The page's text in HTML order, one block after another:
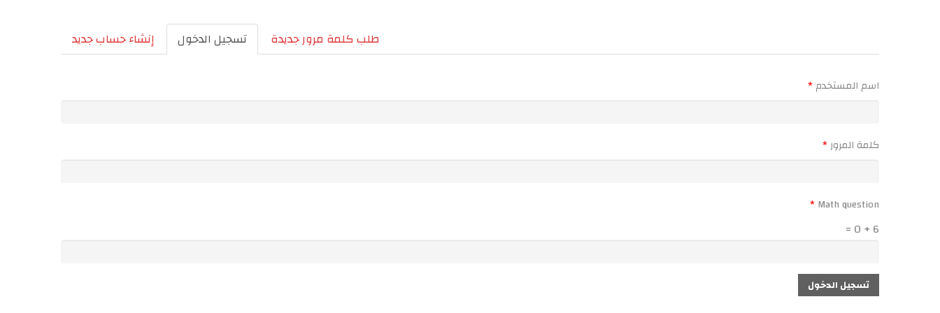
إنشاء حساب جديد تسجيل الدخول (علامة
التبويب
طلب كلمة مرور جديدة
‏اسم المستخدم ‏*
‏كلمة المرور ‏*
*
6 + 0 =
تسجيل الدخول